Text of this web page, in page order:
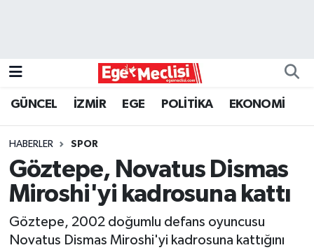
GÜNCEL İZMİR EGE POLİTİKA EKONOMİ
HABERLER SPOR
Göztepe, Novatus Dismas
Miroshi'yi kadrosuna kattı
Göztepe, 2002 doğumlu defans oyuncusu
Novatus Dismas Miroshi'yi kadrosuna kattığını
GÜNCEL
İZMİR
ÖZEL HABER
POLİTİKA